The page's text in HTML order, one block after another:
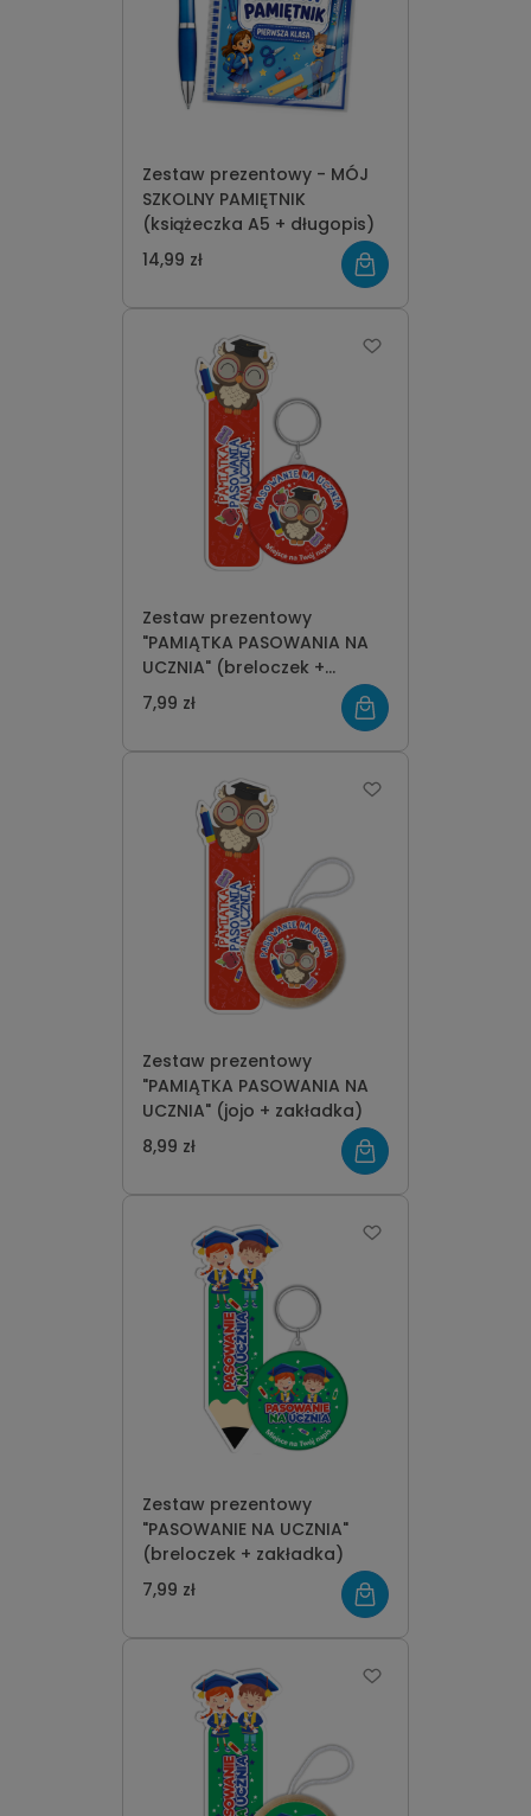
Zestaw prezentowy - MÓJ
SZKOLNY PAMIĘTNIK
(książeczka A5 + długopis)
14,99 zł
Zestaw prezentowy
"PAMIĄTKA PASOWANIA NA
UCZNIA" (breloczek +
zakładka)
7,99 zł
Zestaw prezentowy
"PAMIĄTKA PASOWANIA NA
UCZNIA" (jojo + zakładka)
8,99 zł
Zestaw prezentowy
"PASOWANIE NA UCZNIA"
(breloczek + zakładka)
7,99 zł